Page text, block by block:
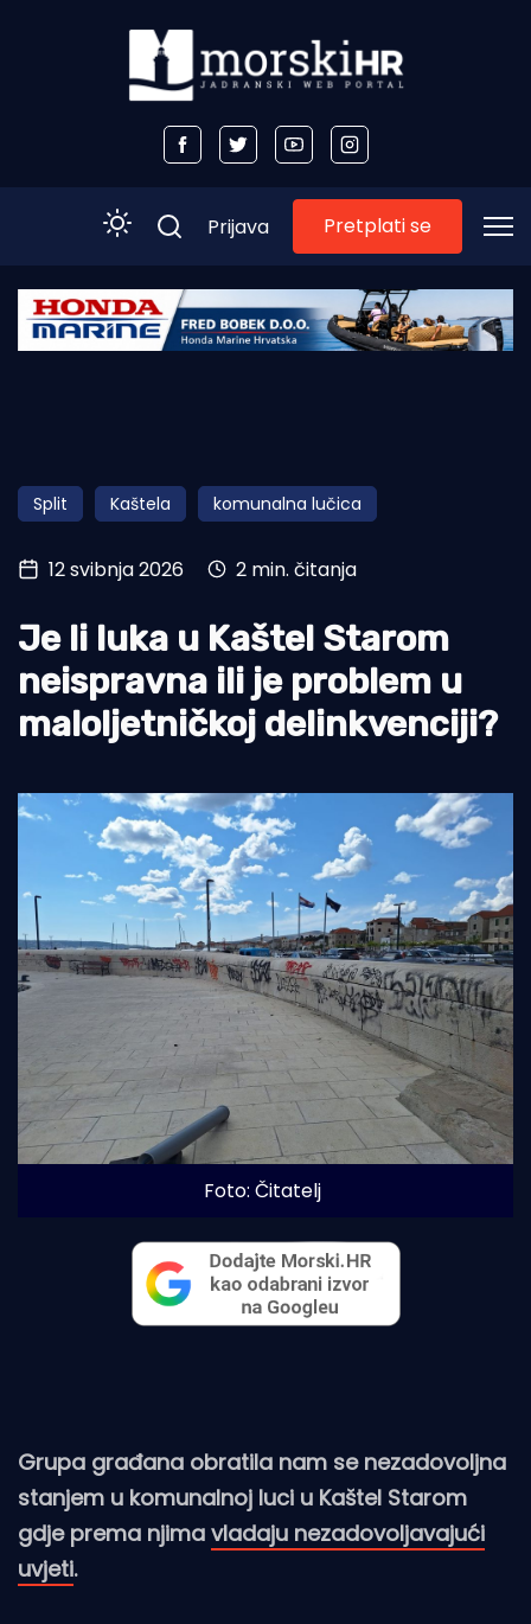
Početna
Obala
Otoci
Turizam i nautika
Pomorstvo
Ribolov
Ekologija
Prijava Pretplati se
Split Kaštela komunalna lučica
12 svibnja 2026 2 min. čitanja
Je li luka u Kaštel Starom
neispravna ili je problem u
maloljetničkoj delinkvenciji?
Foto: Čitatelj
Grupa građana obratila nam se nezadovoljna
stanjem u komunalnoj luci u Kaštel Starom
gdje prema njima vladaju nezadovoljavajući
uvjeti.